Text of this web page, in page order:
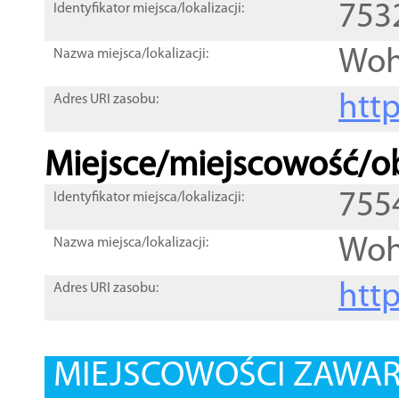
Identyfikator miejsca/lokalizacji:
Nazwa miejsca/lokalizacji:
Adres URI zasobu:
Miejsce/miejscowość/
Identyfikator miejsca/lokalizacji:
Nazwa miejsca/lokalizacji:
Adres URI zasobu:
MIEJSCOWOŚCI